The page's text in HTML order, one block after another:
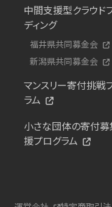
中間支援型クラウド
ディング
福井県共同募金会
新潟県共同募金会
マンスリー寄付挑戦
ラム
小さな団体の寄付
援プログラム